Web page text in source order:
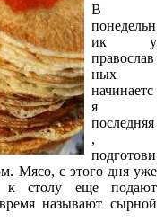
В
понедельн
ик у
православ
ных
начинаетс
я
последняя
,
подготови
Мясо, с этого дня уже
к столу еще подают
называют сырной